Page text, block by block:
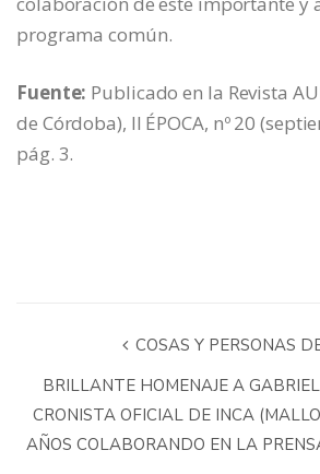
programa común.
Fuente: Publicado en la Revista
de Córdoba), II ÉPOCA, nº 20
pág. 3.
COSAS Y PERSONAS
BRILLANTE HOMENAJE A
CRONISTA OFICIAL DE INCA
AÑOS COLABORANDO EN LA